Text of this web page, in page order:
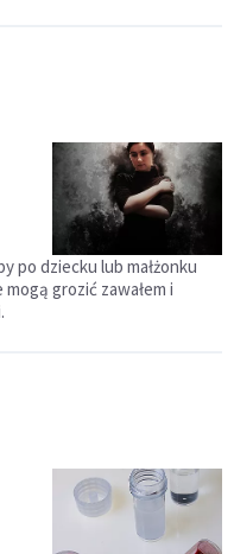
po dziecku lub małżonku
grozić zawałem i